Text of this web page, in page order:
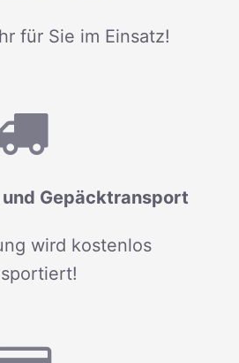
für Sie im Einsatz!
Gepäcktransport
wird kostenlos